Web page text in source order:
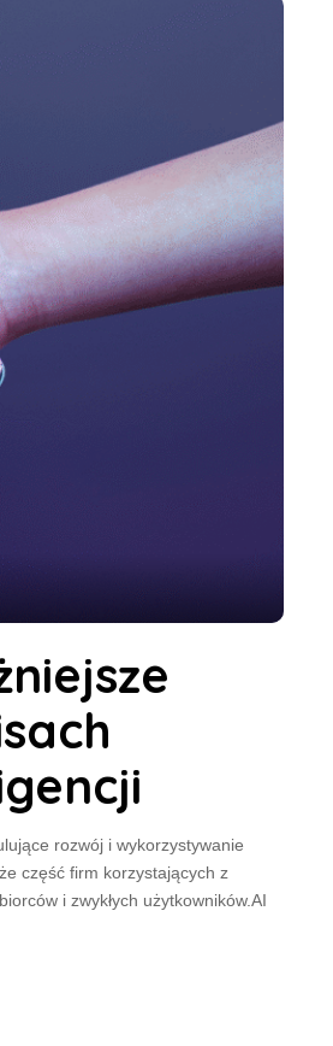
rozwój i wykorzystywanie
część firm korzystających z
i zwykłych użytkowników.AI